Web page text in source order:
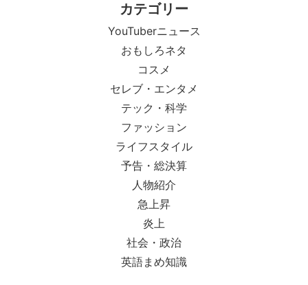
カテゴリー
YouTuberニュース
おもしろネタ
コスメ
セレブ・エンタメ
テック・科学
ファッション
ライフスタイル
予告・総決算
人物紹介
急上昇
炎上
社会・政治
英語まめ知識